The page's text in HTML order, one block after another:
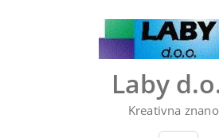
Laby
Kreativna